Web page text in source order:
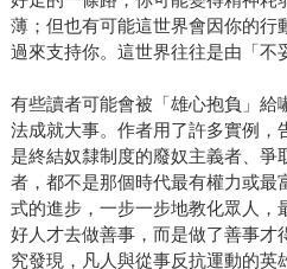
薄；但也有可能這世界會因你的行
過來支持你。這世界往往是由「不
有些讀者可能會被「雄心抱負」給
法成就大事。作者用了許多實例，
是終結奴隸制度的廢奴主義者、爭
者，都不是那個時代最有權力或最
式的進步，一步一步地教化眾人，
好人才去做善事，而是做了善事才
究發現，凡人與從事反抗運動的英